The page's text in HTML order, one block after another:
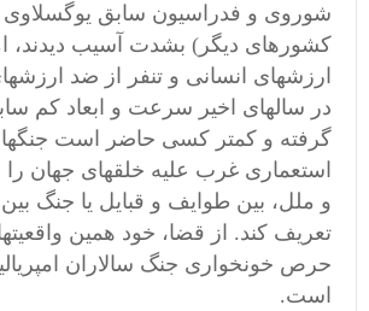
شوروی و فدراسیون سابق
کشورهای دیگر) بشدت آسیب دیدند،
ارزشهای انسانی و تنفر از ضد
در سالهای اخیر سرعت و ابعاد کم
گرفته و کمتر کسی حاضر است
استعماری غرب علیه خلقهای جهان را
و ملل، بین طوایف و قبایل یا جنگ
تعریف کند. از قضا، خود همین
حرص خونخواری جنگ سالاران
است.